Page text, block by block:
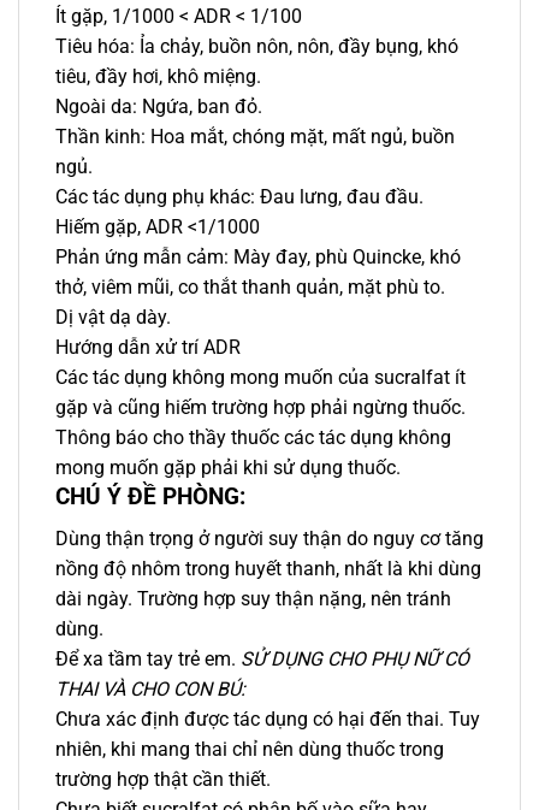
Ít gặp, 1/1000 < ADR < 1/100
Tiêu hóa: Ỉa chảy, buồn nôn, nôn, đầy bụng, khó
tiêu, đầy hơi, khô miệng.
Ngoài da: Ngứa, ban đỏ.
Thần kinh: Hoa mắt, chóng mặt, mất ngủ, buồn
ngủ.
Các tác dụng phụ khác: Đau lưng, đau đầu.
Hiếm gặp, ADR <1/1000
Phản ứng mẫn cảm: Mày đay, phù Quincke, khó
thở, viêm mũi, co thắt thanh quản, mặt phù to.
Dị vật dạ dày.
Hướng dẫn xử trí ADR
Các tác dụng không mong muốn của sucralfat ít
gặp và cũng hiếm trường hợp phải ngừng thuốc.
Thông báo cho thầy thuốc các tác dụng không
mong muốn gặp phải khi sử dụng thuốc.
CHÚ Ý ĐỀ PHÒNG:
Dùng thận trọng ở người suy thận do nguy cơ tăng
nồng độ nhôm trong huyết thanh, nhất là khi dùng
dài ngày. Trường hợp suy thận nặng, nên tránh
dùng.
Để xa tầm tay trẻ em. SỬ DỤNG CHO PHỤ NỮ CÓ
THAI VÀ CHO CON BÚ:
Chưa xác định được tác dụng có hại đến thai. Tuy
nhiên, khi mang thai chỉ nên dùng thuốc trong
trường hợp thật cần thiết.